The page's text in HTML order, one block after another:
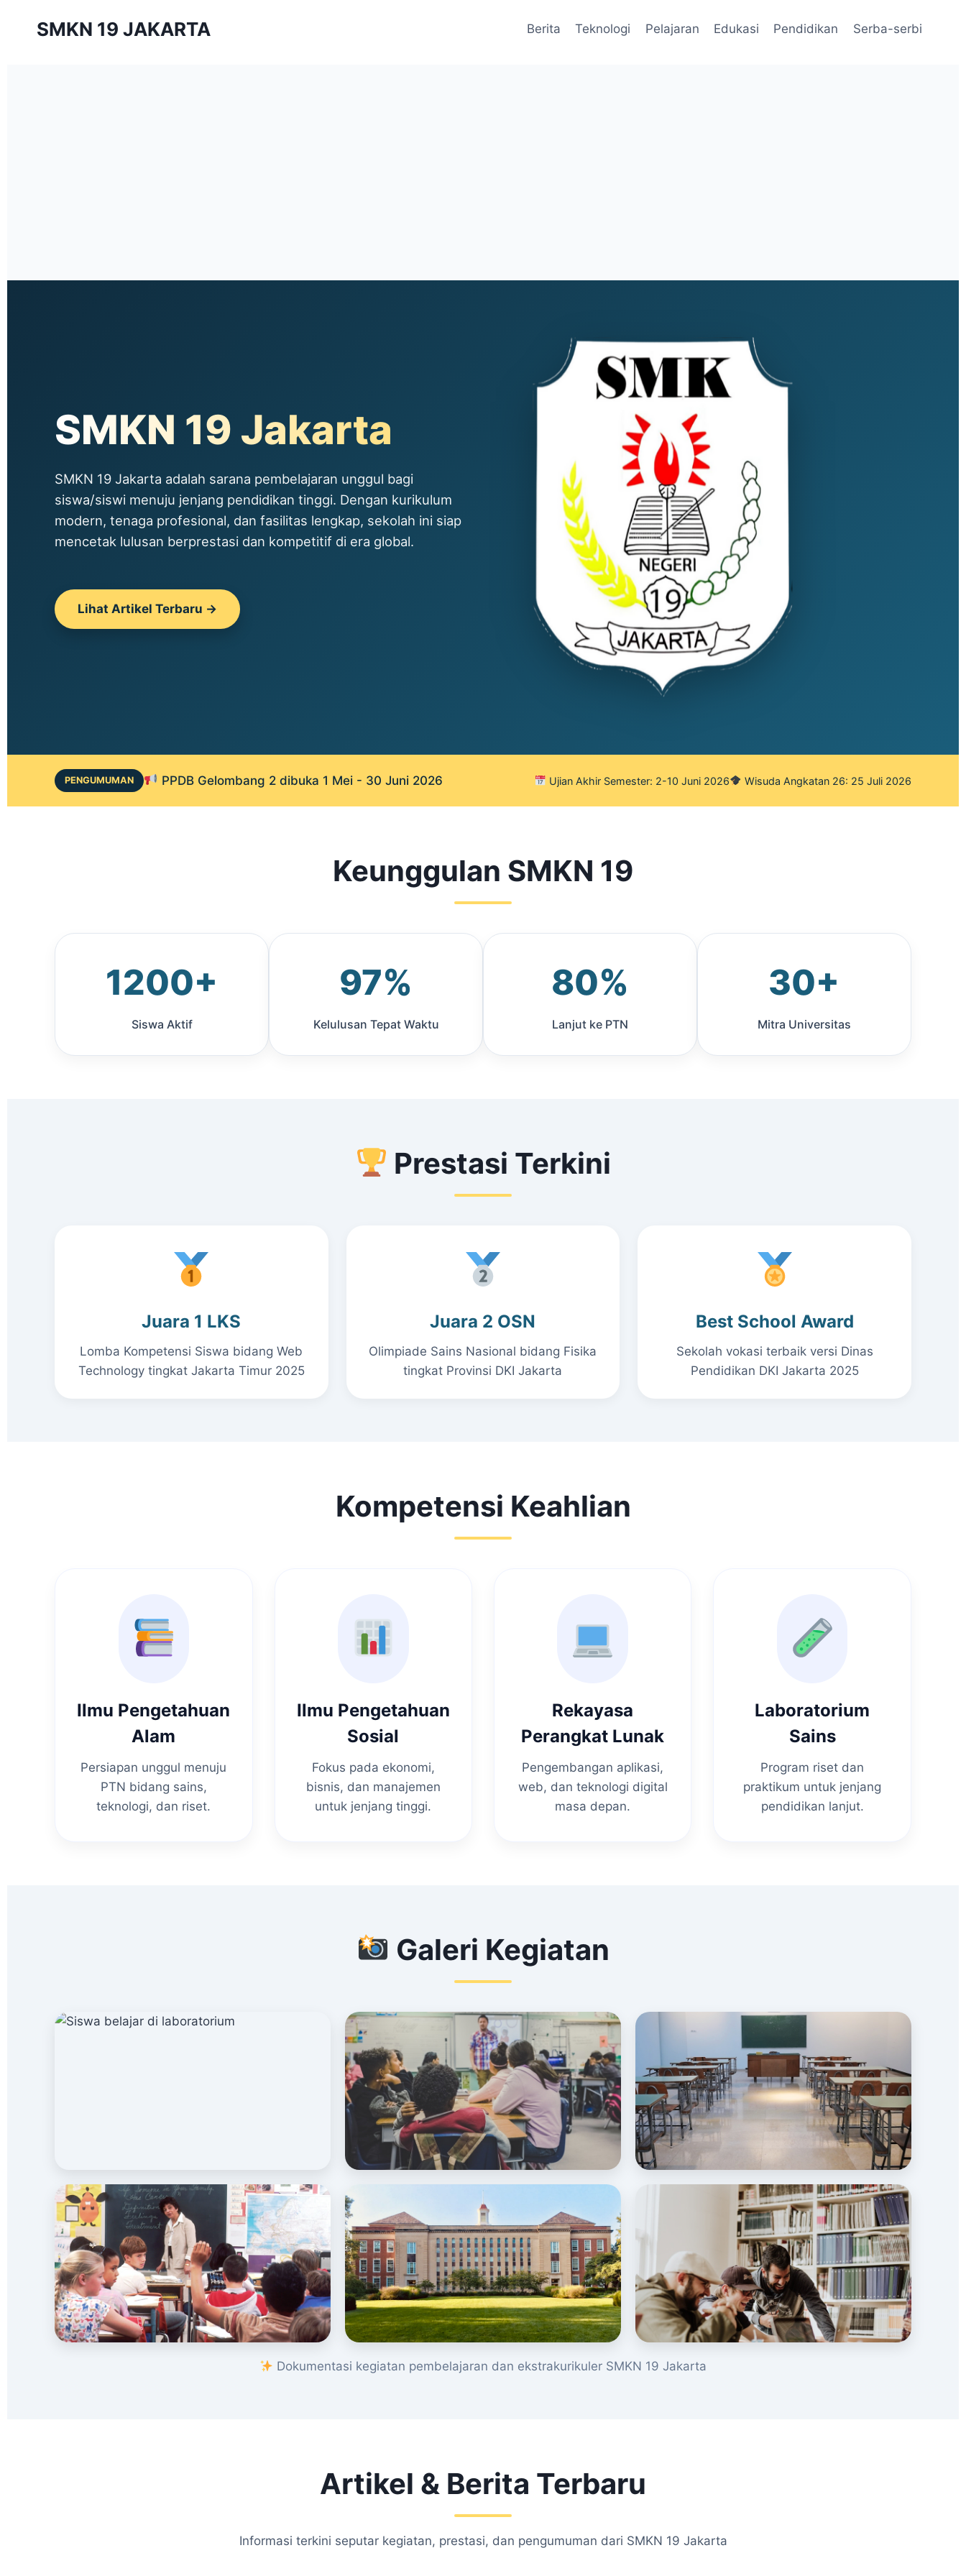
SMKN 19 JAKARTA Berita Teknologi Pelajaran Edukasi Pendidikan Serba-serbi
SMKN 19 Jakarta
SMKN 19 Jakarta adalah sarana pembelajaran unggul bagi
siswa/siswi menuju jenjang pendidikan tinggi. Dengan kurikulum
modern, tenaga profesional, dan fasilitas lengkap, sekolah ini siap
mencetak lulusan berprestasi dan kompetitif di era global.
Lihat Artikel Terbaru →
PENGUMUMAN PPDB Gelombang 2 dibuka 1 Mei - 30 Juni 2026 Ujian Akhir Semester: 2-10 Juni 2026 Wisuda Angkatan 26: 25 Juli 2026
Keunggulan SMKN 19
1200+
Siswa Aktif
97%
Kelulusan Tepat Waktu
80%
Lanjut ke PTN
30+
Mitra Universitas
Prestasi Terkini
Juara 1 LKS
Lomba Kompetensi Siswa bidang Web
Technology tingkat Jakarta Timur 2025
Juara 2 OSN
Olimpiade Sains Nasional bidang Fisika
tingkat Provinsi DKI Jakarta
Best School Award
Sekolah vokasi terbaik versi Dinas
Pendidikan DKI Jakarta 2025
Kompetensi Keahlian
Ilmu Pengetahuan
Alam
Persiapan unggul menuju
PTN bidang sains,
teknologi, dan riset.
Ilmu Pengetahuan
Sosial
Fokus pada ekonomi,
bisnis, dan manajemen
untuk jenjang tinggi.
Rekayasa
Perangkat Lunak
Pengembangan aplikasi,
web, dan teknologi digital
masa depan.
Laboratorium
Sains
Program riset dan
praktikum untuk jenjang
pendidikan lanjut.
Galeri Kegiatan
Dokumentasi kegiatan pembelajaran dan ekstrakurikuler SMKN 19 Jakarta
Artikel & Berita Terbaru
Informasi terkini seputar kegiatan, prestasi, dan pengumuman dari SMKN 19 Jakarta